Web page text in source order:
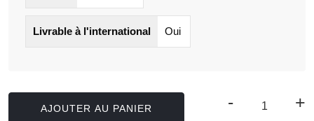
Livrable à l'international Oui
AJOUTER AU PANIER - +